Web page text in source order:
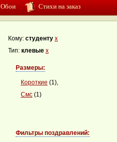
Обои Стихи на заказ
Кому: студенту x
Тип: клевые x
Размеры:
Короткие (1),
Смс (1)
Фильтры поздравлений: